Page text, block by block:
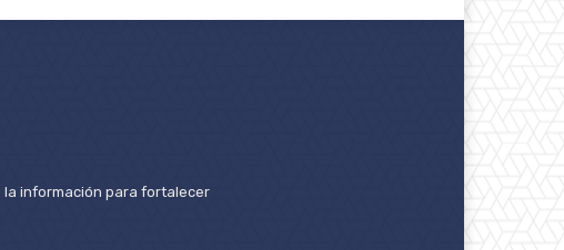
la información para fortalecer